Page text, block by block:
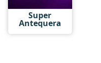
Super
Antequera